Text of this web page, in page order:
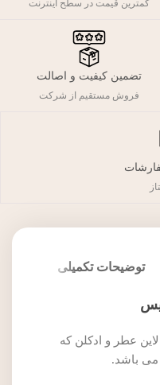
کمترین قیمت در سطح اینترنت
تضمین کیفیت و اصالت
فروش مستقیم از شرکت
توضیحات تکمیلی
عطر و ادکلن که
می باشد.